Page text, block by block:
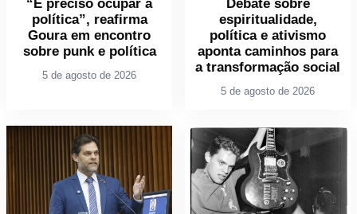
“É preciso ocupar a
política”, reafirma
Goura em encontro
sobre punk e política
5 de agosto de 2026
Debate sobre
espiritualidade,
política e ativismo
aponta caminhos para
a transformação social
5 de agosto de 2026